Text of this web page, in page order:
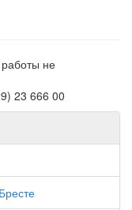
не
23 666 00